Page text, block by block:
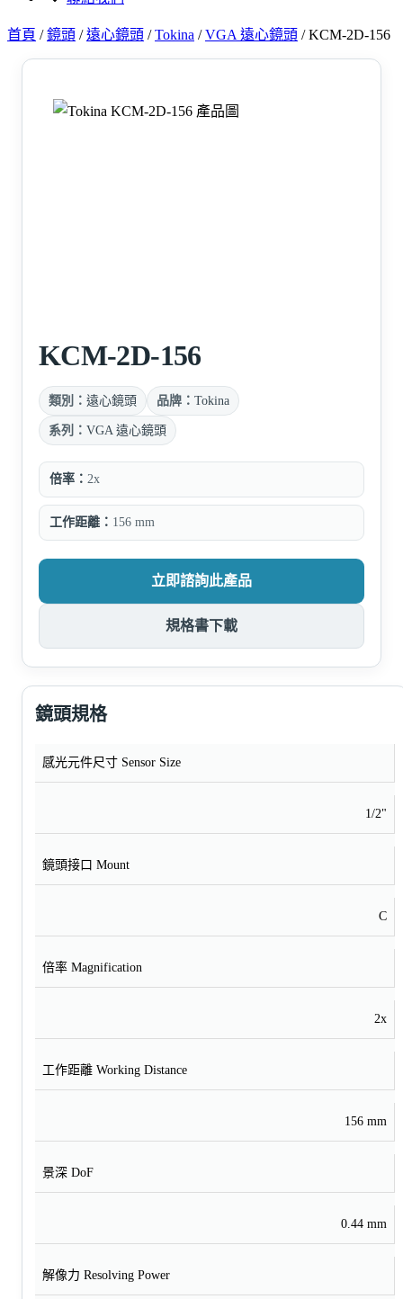
首頁 /鏡頭 /遠心鏡頭 /Tokina /VGA 遠心鏡頭 /KCM-2D-156
KCM-2D-156
類別： 遠心鏡頭 品牌： Tokina
系列： VGA 遠心鏡頭
倍率： 2x
工作距離： 156 mm
立即諮詢此產品
規格書下載
鏡頭規格
感光元件尺寸 Sensor Size
1/2"
鏡頭接口 Mount
C
倍率 Magnification
2x
工作距離 Working Distance
156 mm
景深 DoF
0.44 mm
解像力 Resolving Power